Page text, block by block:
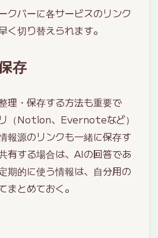
クバーに各サービスのリンク
く切り替えられます。
存
理・保存する方法も重要で
（Notion、Evernoteなど）
報源のリンクも一緒に保存す
有する場合は、AIの回答であ
期的に使う情報は、自分用の
まとめておく。